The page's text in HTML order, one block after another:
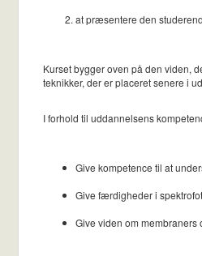
at præsentere den
Kurset bygger oven på den viden,
teknikker, der er placeret senere i
I forhold til uddannelsens
Give kompetence til at
Give færdigheder i
Give viden om